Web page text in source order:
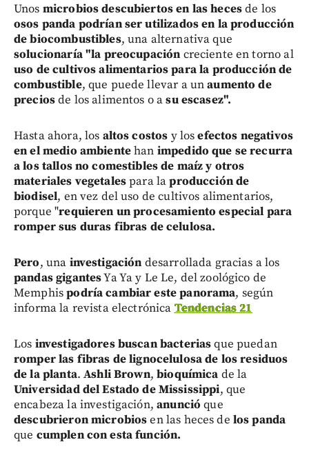
Unos microbios descubiertos en las hecesde los
osos panda podrían ser utilizados en la producción
de biocombustibles, una alternativa que
solucionaría "la preocupación creciente en torno al
uso de cultivos alimentarios para la producción de
combustible, que puede llevar a unaumento de
preciosde los alimentos o asu escasez".
Hasta ahora, los altos costos y losefectos negativos
en el medio ambientehan impedido que se recurra
a los tallos no comestibles de maíz y otros
materiales vegetalespara laproducción de
biodisel, en vez del uso de cultivos alimentarios,
porque "requieren un procesamiento especial para
romper sus duras fibras de celulosa.
Pero, una investigación desarrollada gracias a los
pandas gigantesYa Ya y Le Le, del zoológico de
Memphispodría cambiar este panorama, según
informa la revista electrónica Tendencias 21
Los investigadores buscan bacteriasque puedan
romper las fibras de lignocelulosa de los residuos
de la planta.Ashli Brown,bioquímica de la
Universidad del Estado de Mississippi, que
encabeza la investigación,anunció que
descubrieron microbiosen las heces de los panda
que cumplen con esta función.